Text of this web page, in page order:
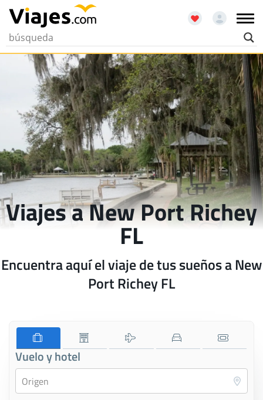
Viajes a New Port Richey
FL
Encuentra aquí el viaje de tus sueños a New
Port Richey FL
Vuelo y hotel